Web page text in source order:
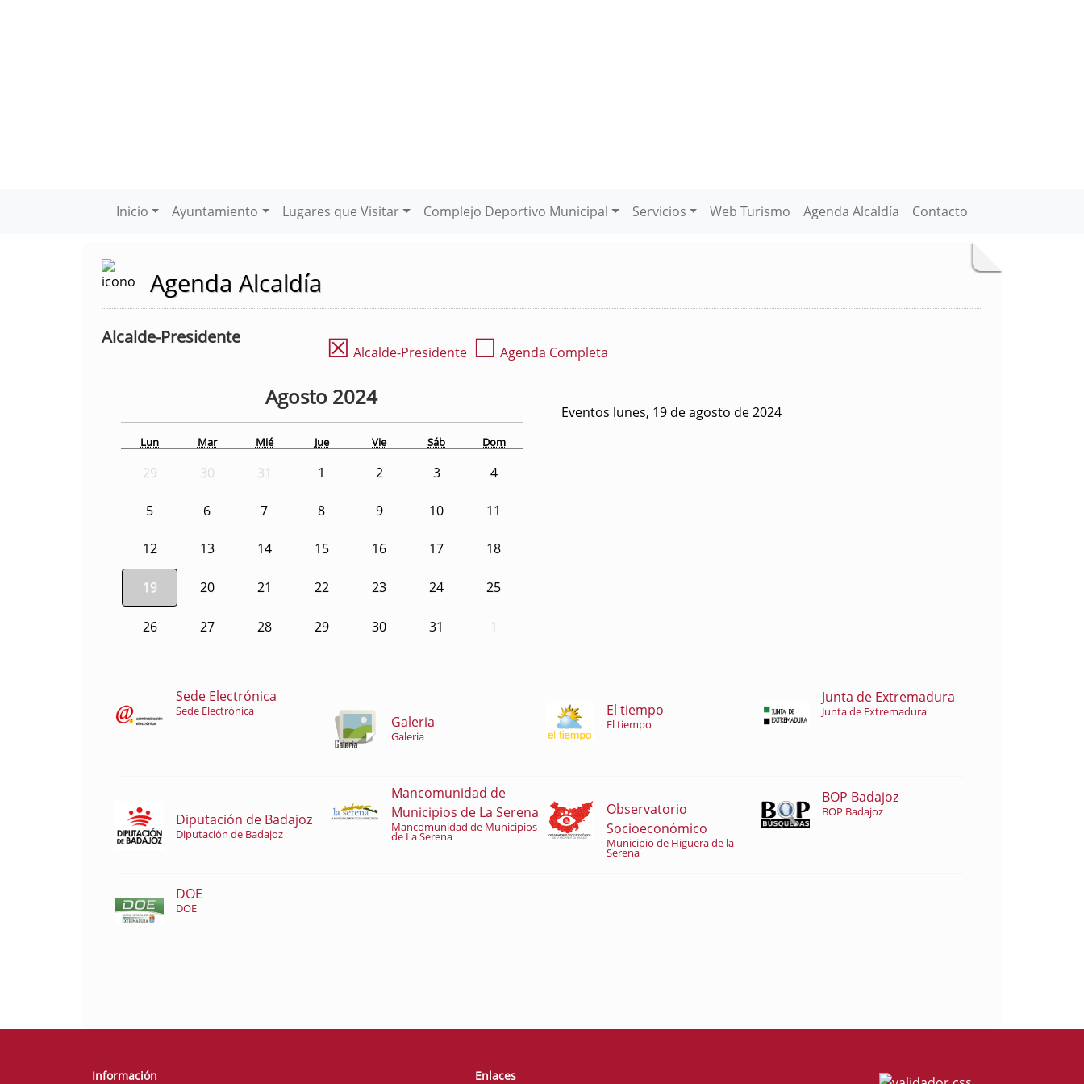
Inicio Ayuntamiento Lugares que Visitar Complejo Deportivo Municipal Servicios Web Turismo Agenda Alcaldía Contacto
Agenda Alcaldía
Alcalde-Presidente ☒ Alcalde-Presidente ☐ Agenda Completa
Agosto 2024
Lun Mar Mié Jue Vie Sáb Dom
29 30 31 1 2 3 4
5 6 7 8 9 10 11
12 13 14 15 16 17 18
19 20 21 22 23 24 25
26 27 28 29 30 31 1
Eventos lunes, 19 de agosto de 2024
Sede Electrónica
Sede Electrónica
Galeria
Galeria
El tiempo
El tiempo
Junta de Extremadura
Junta de Extremadura
Diputación de Badajoz
Diputación de Badajoz
Mancomunidad de
Municipios de La Serena
Mancomunidad de Municipios
de La Serena
Observatorio
Socioeconómico
Municipio de Higuera de la
Serena
BOP Badajoz
BOP Badajoz
DOE
DOE
Información Enlaces